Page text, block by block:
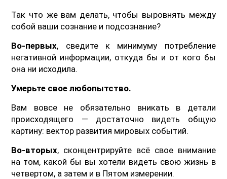
Так что же вам делать, чтобы выровнять между
собой ваши сознание и подсознание?
Во-первых, сведите к минимуму потребление
негативной информации, откуда бы и от кого бы
она ни исходила.
Умерьте свое любопытство.
Вам вовсе не обязательно вникать в детали
происходящего — достаточно видеть общую
картину: вектор развития мировых событий.
Во-вторых, сконцентрируйте всё свое внимание
на том, какой бы вы хотели видеть свою жизнь в
четвертом, а затем и в Пятом измерении.